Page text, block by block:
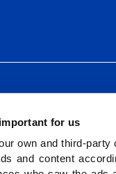
for us
own and third-
and content